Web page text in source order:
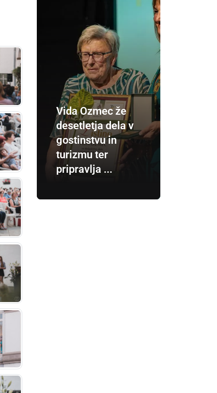
Vida Ozmec že
desetletja dela v
gostinstvu in
turizmu ter
pripravlja ...